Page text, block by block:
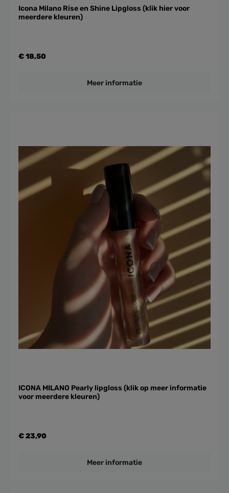
Icona Milano Rise en Shine Lipgloss (klik hier voor
meerdere kleuren)
€ 18,50
Meer informatie
ICONA MILANO Pearly lipgloss (klik op meer informatie
voor meerdere kleuren)
€ 23,90
Meer informatie